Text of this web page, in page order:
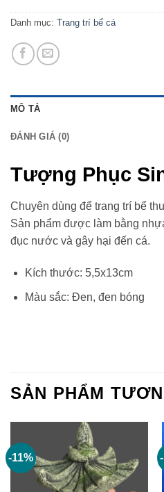
Danh mục: Trang trí bể cá
MÔ TẢ
ĐÁNH GIÁ (0)
Tượng Phục
Chuyên dùng để trang trí bể
Sản phẩm được làm bằng
đục nước và gây hại đến cá.
Kích thước: 5,5x13cm
Màu sắc: Đen, đen bóng
SẢN PHẨM
-11%